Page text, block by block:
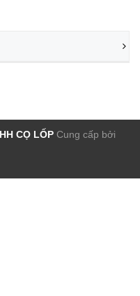
CỌ LỐP Cung cấp bởi